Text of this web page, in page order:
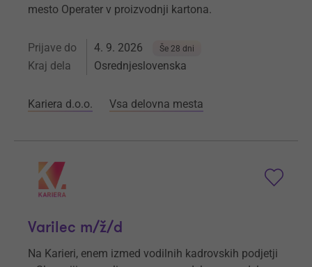
mesto Operater v proizvodnji kartona.
Prijave do 4. 9. 2026 Še 28 dni
Kraj dela Osrednjeslovenska
Kariera d.o.o. Vsa delovna mesta
Varilec m/ž/d
Na Karieri, enem izmed vodilnih kadrovskih podjetji